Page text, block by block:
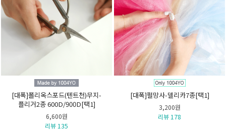
[대폭]폴리옥스포드(텐트천)무지-
플리거2종 600D/900D[택1]
6,600원
리뷰 135
[대폭]펄망사-델리카7종[택1]
3,200원
리뷰 178